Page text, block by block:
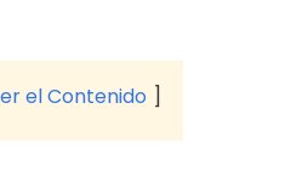
el Contenido